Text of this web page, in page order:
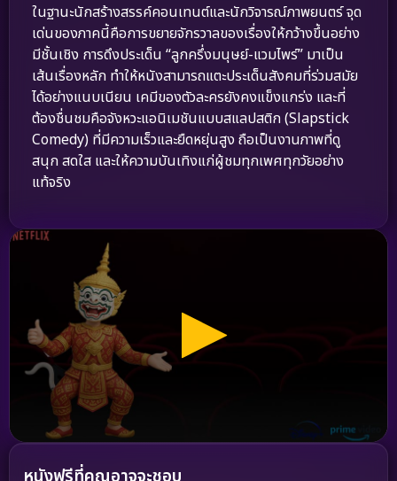
ในฐานะนักสร้างสรรค์คอนเทนต์และนักวิจารณ์ภาพยนตร์ จุด
เด่นของภาคนี้คือการขยายจักรวาลของเรื่องให้กว้างขึ้นอย่าง
มีชั้นเชิง การดึงประเด็น “ลูกครึ่งมนุษย์-แวมไพร์” มาเป็น
เส้นเรื่องหลัก ทำให้หนังสามารถแตะประเด็นสังคมที่ร่วมสมัย
ได้อย่างแนบเนียน เคมีของตัวละครยังคงแข็งแกร่ง และที่
ต้องชื่นชมคือจังหวะแอนิเมชันแบบสแลปสติก (Slapstick
Comedy) ที่มีความเร็วและยืดหยุ่นสูง ถือเป็นงานภาพที่ดู
สนุก สดใส และให้ความบันเทิงแก่ผู้ชมทุกเพศทุกวัยอย่าง
แท้จริง